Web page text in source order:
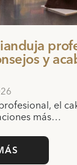
y
el
más…